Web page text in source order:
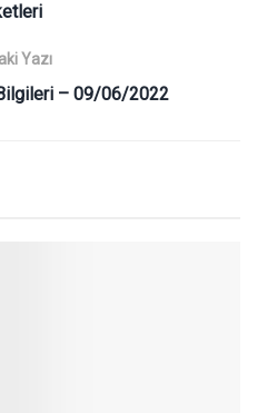
Yazı
Bilgileri – 09/06/2022